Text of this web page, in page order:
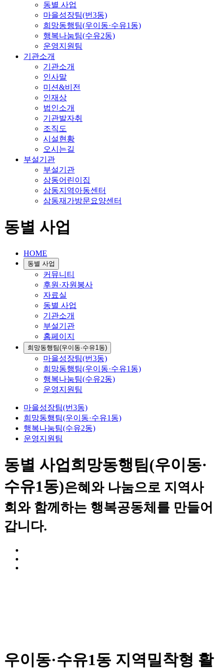
동별 사업
마을성장팀(번3동)
희망동행팀(우이동·수유1동)
행복나눔팀(수유2동)
운영지원팀
기관소개
기관소개
인사말
미션&비전
인재상
법인소개
기관발자취
조직도
시설현황
오시는길
부설기관
부설기관
삼동어린이집
삼동지역아동센터
삼동재가방문요양센터
동별 사업
HOME
동별 사업
커뮤니티
후원·자원봉사
자료실
동별 사업
기관소개
부설기관
홈페이지
희망동행팀(우이동·수유1동)
마을성장팀(번3동)
희망동행팀(우이동·수유1동)
행복나눔팀(수유2동)
운영지원팀
마을성장팀(번3동)
희망동행팀(우이동·수유1동)
행복나눔팀(수유2동)
운영지원팀
동별 사업희망동행팀(우이동·
수유1동)은혜와 나눔으로 지역사
회와 함께하는 행복공동체를 만들어
갑니다.
우이동·수유1동 지역밀착형 활